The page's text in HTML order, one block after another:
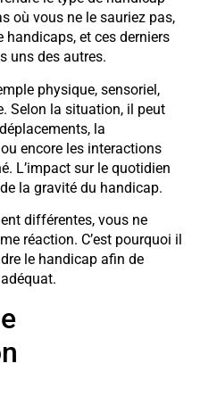
où vous ne le sauriez pas,
handicaps, et ces derniers
uns des autres.
physique, sensoriel,
Selon la situation, il peut
la
encore les interactions
L’impact sur le quotidien
la gravité du handicap.
différentes, vous ne
réaction. C’est pourquoi il
le handicap afin de